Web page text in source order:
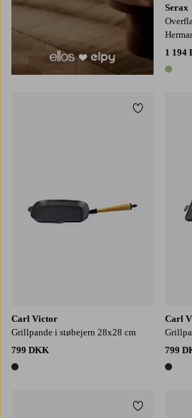
Serax
1 194
1 farve
Carl Victor
Grillpande i støbejern 28x28 cm
799 DKK
1 farve
Tilføj til
Carl
799
1 farve
Tilføj til